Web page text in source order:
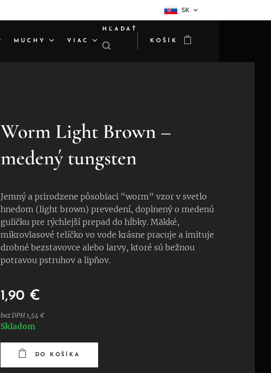
SK
MUCHY VIAC
HĽADAŤ
KOŠÍK
Worm Light Brown –
medený tungsten
Jemný a prirodzene pôsobiaci "worm" vzor v svetlo
hnedom (light brown) prevedení, doplnený o medenú
guličku pre rýchlejší prepad do hĺbky. Mäkké,
mikrovlasové telíčko vo vode krásne pracuje a imituje
drobné bezstavovce alebo larvy, ktoré sú bežnou
potravou pstruhov a lipňov.
1,90 €
bez DPH 1,54 €
Skladom
DO KOŠÍKA